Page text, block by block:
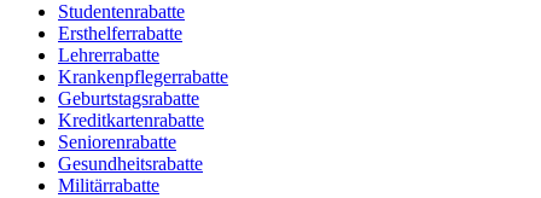
Studentenrabatte
Ersthelferrabatte
Lehrerrabatte
Krankenpflegerrabatte
Geburtstagsrabatte
Kreditkartenrabatte
Seniorenrabatte
Gesundheitsrabatte
Militärrabatte